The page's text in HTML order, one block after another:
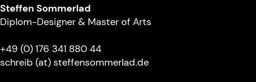
Steffen Sommerlad
Diplom-Designer & Master of Arts
+49 (0) 176 341 880 44
schreib (at) steffensommerlad.de